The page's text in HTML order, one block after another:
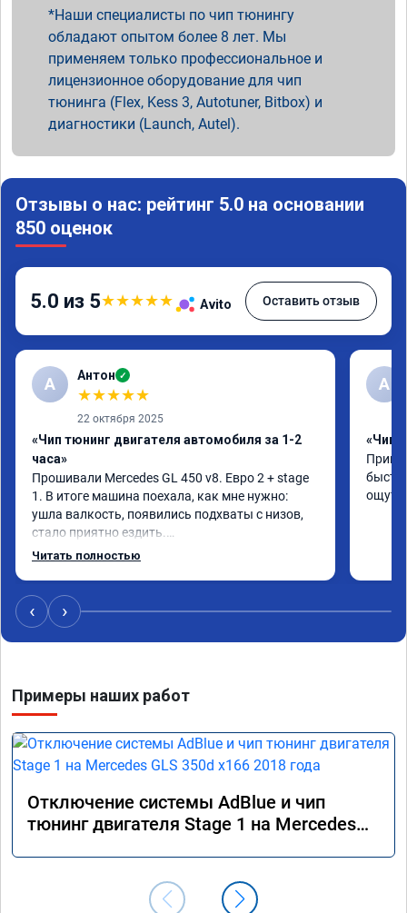
Наши специалисты по чип тюнингу
обладают опытом более 8 лет. Мы
применяем только профессиональное и
лицензионное оборудование для чип
тюнинга (Flex, Kess 3, Autotuner, Bitbox) и
диагностики (Launch, Autel).
Отзывы о нас: рейтинг 5.0 на основании
850 оценок
5.0 из 5★★★★★ Avito Оставить отзыв
А Антон ✓
★★★★★
22 октября 2025
«Чип тюнинг двигателя автомобиля за 1-2
часа»
Прошивали Mercedes GL 450 v8. Евро 2 + stage
1. В итоге машина поехала, как мне нужно:
ушла валкость, появились подхваты с низов,
стало приятно ездить.
Одни из лучших трат, в авто! 🔥
Читать полностью
A
«Чип
‹ ›
Примеры наших работ
Отключение системы AdBlue и чип
тюнинг двигателя Stage 1 на Mercedes